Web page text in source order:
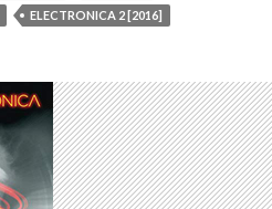
ELECTRONICA 2 [2016]